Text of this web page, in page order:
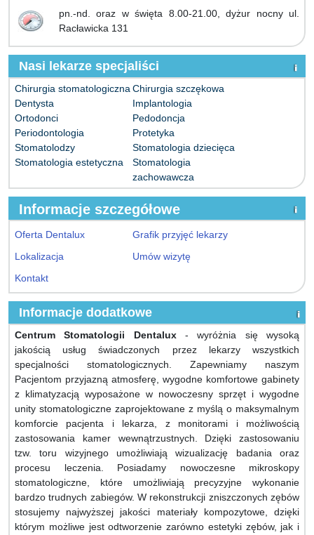
pn.-nd. oraz w święta 8.00-21.00, dyżur nocny ul.
Racławicka 131
Nasi lekarze specjaliści
Chirurgia stomatologicznaChirurgia szczękowa
Dentysta
Implantologia
Ortodonci
Pedodoncja
Periodontologia
Protetyka
Stomatolodzy
Stomatologia dziecięca
Stomatologia estetyczna
Stomatologia
zachowawcza
Informacje szczegółowe
Oferta Dentalux
Grafik przyjęć lekarzy
Lokalizacja
Umów wizytę
Kontakt
Informacje dodatkowe
Centrum Stomatologii Dentalux- wyróżnia się wysoką
jakością usług świadczonych przez lekarzy wszystkich
specjalności stomatologicznych. Zapewniamy naszym
Pacjentom przyjazną atmosferę, wygodne komfortowe gabinety
z klimatyzacją wyposażone w nowoczesny sprzęt i wygodne
unity stomatologiczne zaprojektowane z myślą o maksymalnym
komforcie pacjenta i lekarza, z monitorami i możliwością
zastosowania kamer wewnątrzustnych. Dzięki zastosowaniu
tzw. toru wizyjnego umożliwiają wizualizację badania oraz
procesu leczenia. Posiadamy nowoczesne mikroskopy
stomatologiczne, które umożliwiają precyzyjne wykonanie
bardzo trudnych zabiegów. W rekonstrukcji zniszczonych zębów
stosujemy najwyższej jakości materiały kompozytowe, dzięki
którym możliwe jest odtworzenie zarówno estetyki zębów, jak i